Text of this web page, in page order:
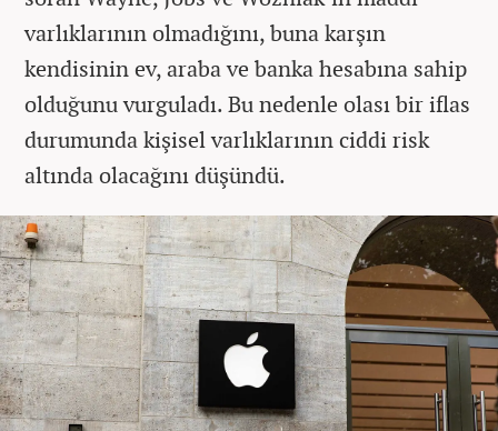
varlıklarının olmadığını, buna karşın
kendisinin ev, araba ve banka hesabına sahip
olduğunu vurguladı. Bu nedenle olası bir iflas
durumunda kişisel varlıklarının ciddi risk
altında olacağını düşündü.